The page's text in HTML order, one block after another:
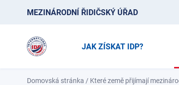
MEZINÁRODNÍ ŘIDIČSKÝ ÚŘAD
JAK ZÍSKAT IDP?
Domovská stránka / Které země přijímají